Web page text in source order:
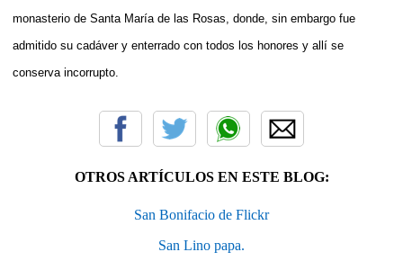
monasterio de Santa María de las Rosas, donde, sin embargo fue
admitido su cadáver y enterrado con todos los honores y allí se
conserva incorrupto.
OTROS ARTÍCULOS EN ESTE BLOG:
San Bonifacio de Flickr
San Lino papa.